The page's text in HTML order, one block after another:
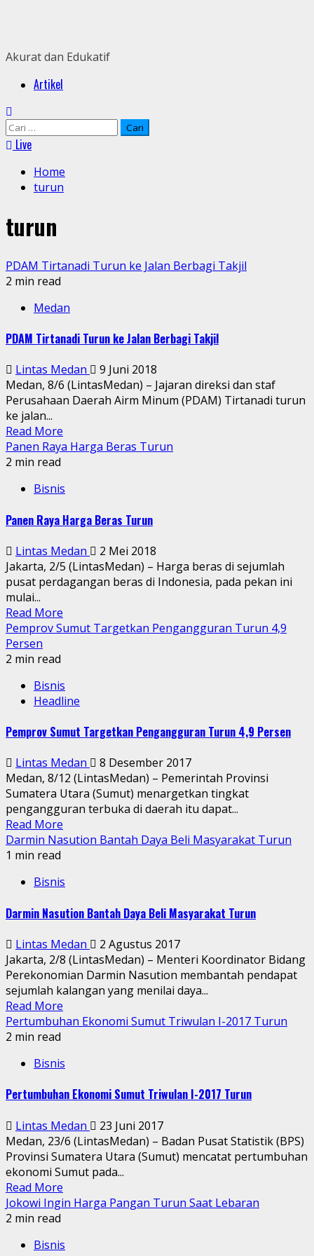
Akurat dan Edukatif
PrimaryArtikel
Cari
untuk:
Live
Home
turun
turun
PDAM Tirtanadi Turun ke Jalan Berbagi Takjil
2 min read
Medan
PDAM Tirtanadi Turun ke Jalan Berbagi Takjil
Lintas Medan
9 Juni 2018
Medan, 8/6 (LintasMedan) – Jajaran direksi dan staf
Perusahaan Daerah Airm Minum (PDAM) Tirtanadi turun
ke jalan...
Read More
Panen Raya Harga Beras Turun
2 min read
Bisnis
Panen Raya Harga Beras Turun
Lintas Medan
2 Mei 2018
Jakarta, 2/5 (LintasMedan) – Harga beras di sejumlah
pusat perdagangan beras di Indonesia, pada pekan ini
mulai...
Read More
Pemprov Sumut Targetkan Pengangguran Turun 4,9
Persen
2 min read
Bisnis
Headline
Pemprov Sumut Targetkan Pengangguran Turun 4,9 Persen
Lintas Medan
8 Desember 2017
Medan, 8/12 (LintasMedan) – Pemerintah Provinsi
Sumatera Utara (Sumut) menargetkan tingkat
pengangguran terbuka di daerah itu dapat...
Read More
Darmin Nasution Bantah Daya Beli Masyarakat Turun
1 min read
Bisnis
Darmin Nasution Bantah Daya Beli Masyarakat Turun
Lintas Medan
2 Agustus 2017
Jakarta, 2/8 (LintasMedan) – Menteri Koordinator Bidang
Perekonomian Darmin Nasution membantah pendapat
sejumlah kalangan yang menilai daya...
Read More
Pertumbuhan Ekonomi Sumut Triwulan I-2017 Turun
2 min read
Bisnis
Pertumbuhan Ekonomi Sumut Triwulan I-2017 Turun
Lintas Medan
23 Juni 2017
Medan, 23/6 (LintasMedan) – Badan Pusat Statistik (BPS)
Provinsi Sumatera Utara (Sumut) mencatat pertumbuhan
ekonomi Sumut pada...
Read More
Jokowi Ingin Harga Pangan Turun Saat Lebaran
2 min read
Bisnis